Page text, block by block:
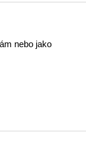
nebo jako